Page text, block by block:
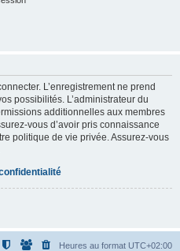
L’enregistrement ne prend
possibilités. L’administrateur du
additionnelles aux membres
vous d’avoir pris connaissance
politique de vie privée. Assurez-vous
Heures au format UTC+02:00